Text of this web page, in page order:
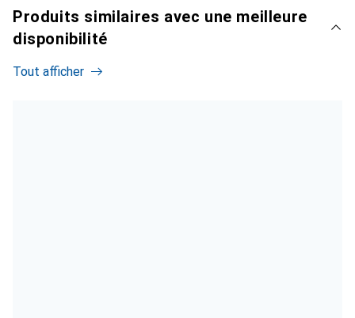
Produits similaires avec une meilleure
disponibilité
Tout afficher